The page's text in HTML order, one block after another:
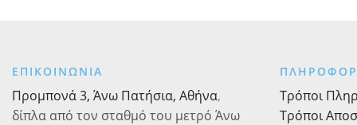
ΕΠΙΚΟΙΝΩΝΙΑ
Προμπονά 3, Άνω Πατήσια, Αθήνα,
δίπλα από τον σταθμό του μετρό Άνω
Τρόποι
Τρόποι